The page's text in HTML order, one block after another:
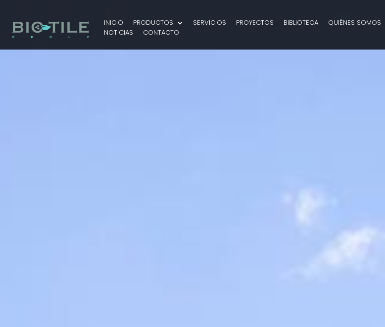
INICIO PRODUCTOS SERVICIOS PROYECTOS BIBLIOTECA
QUIÉNES SOMOS
NOTICIAS
CONTACTO